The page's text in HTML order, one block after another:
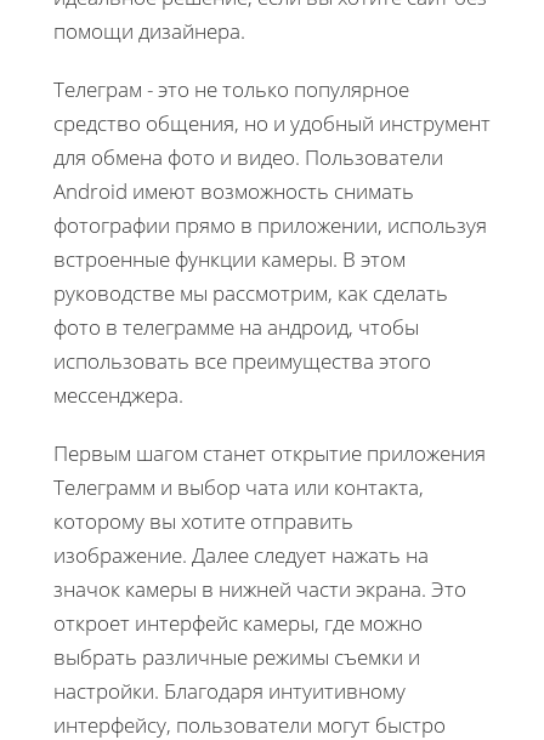
помощи дизайнера.
Телеграм - это не только популярное
средство общения, но и удобный инструмент
для обмена фото и видео. Пользователи
Android имеют возможность снимать
фотографии прямо в приложении, используя
встроенные функции камеры. В этом
руководстве мы рассмотрим, как сделать
фото в телеграмме на андроид, чтобы
использовать все преимущества этого
мессенджера.
Первым шагом станет открытие приложения
Телеграмм и выбор чата или контакта,
которому вы хотите отправить
изображение. Далее следует нажать на
значок камеры в нижней части экрана. Это
откроет интерфейс камеры, где можно
выбрать различные режимы съемки и
настройки. Благодаря интуитивному
интерфейсу, пользователи могут быстро